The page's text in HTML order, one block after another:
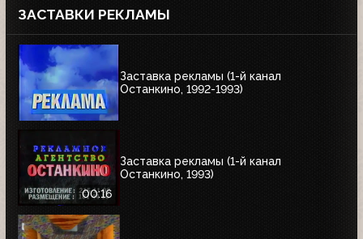
ЗАСТАВКИ РЕКЛАМЫ
Заставка рекламы (1-й канал
Останкино, 1992-1993)
00:16
Заставка рекламы (1-й канал
Останкино, 1993)